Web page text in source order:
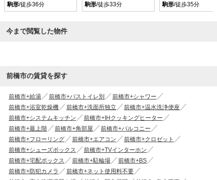
駒形/徒歩36分
駒形/徒歩33分
駒形/徒歩35分
今まで閲覧した物件
前橋市の賃貸を探す
前橋市+給湯 前橋市+バストイレ別
前橋市+シャワー
前橋市+浴室乾燥機
前橋市+洗面所独立
前橋市+温水洗浄便座
前橋市+システムキッチン
前橋市+IHクッキングヒーター
前橋市+最上階
前橋市+角部屋
前橋市+バルコニー
前橋市+フローリング
前橋市+エアコン
前橋市+クロゼット
前橋市+シューズボックス
前橋市+TVインターホン
前橋市+宅配ボックス
前橋市+駐輪場
前橋市+BS
前橋市+防犯カメラ
前橋市+ネット使用料不要